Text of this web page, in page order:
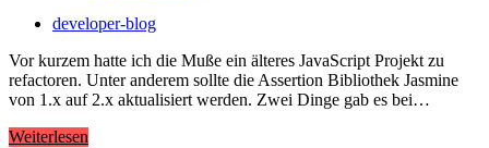
developer-blog
Vor kurzem hatte ich die Muße ein älteres JavaScript Projekt zu
refactoren. Unter anderem sollte die Assertion Bibliothek Jasmine
von 1.x auf 2.x aktualisiert werden. Zwei Dinge gab es bei…
Weiterlesen